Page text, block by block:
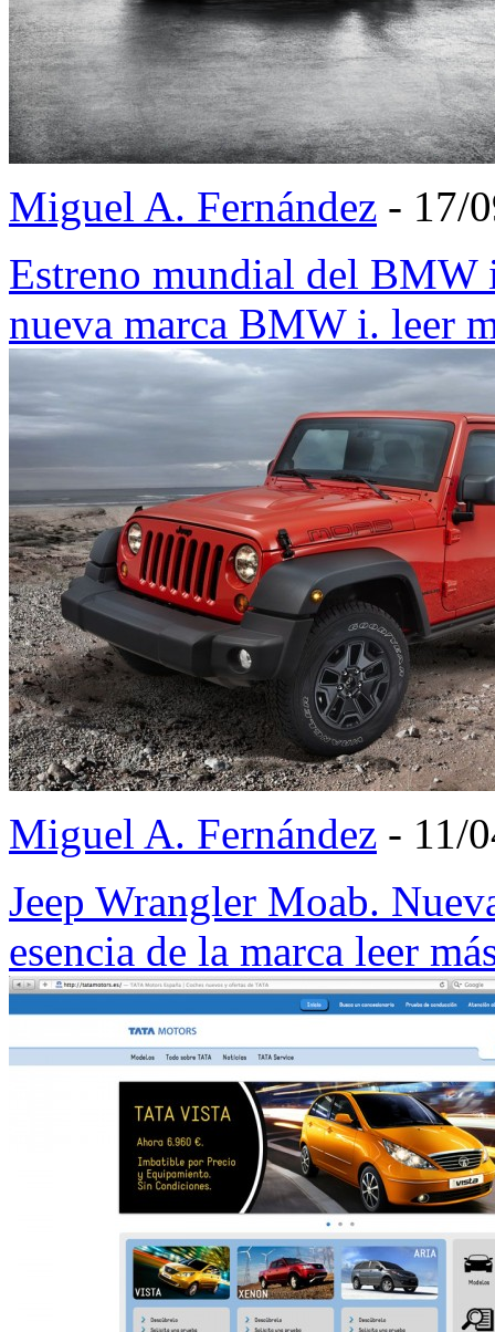
Miguel A. Fernández - 17/
Estreno mundial del BMW
nueva marca BMW i. leer
Miguel A. Fernández - 11/
Jeep Wrangler Moab.
esencia de la marca leer